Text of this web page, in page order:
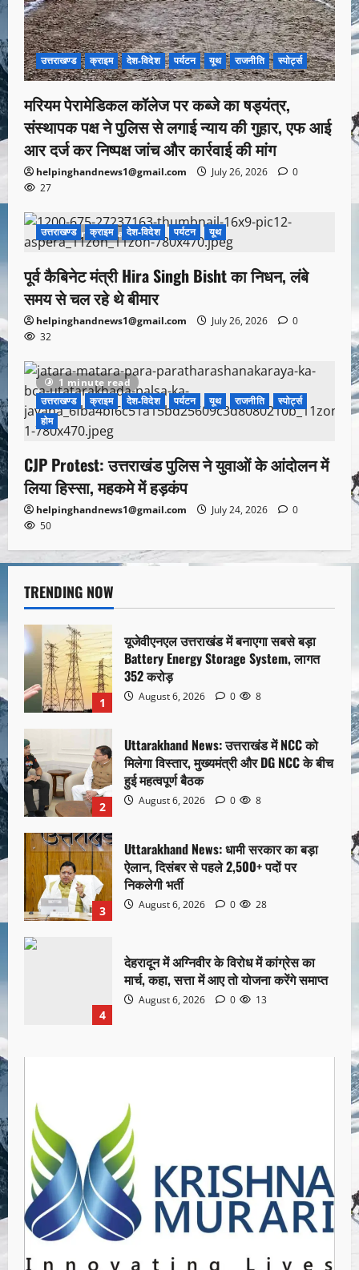
उत्तराखण्ड क्राइम देश-विदेश पर्यटन यूथ राजनीति स्पोर्ट्स
मरियम पेरामेडिकल कॉलेज पर कब्जे का षड्यंत्र,
संस्थापक पक्ष ने पुलिस से लगाई न्याय की गुहार, एफ आई
आर दर्ज कर निष्पक्ष जांच और कार्रवाई की मांग
helpinghandnews1@gmail.com July 26, 2026
0
27
1 minute read
उत्तराखण्ड क्राइम देश-विदेश पर्यटन यूथ
पूर्व कैबिनेट मंत्री Hira Singh Bisht का निधन, लंबे
समय से चल रहे थे बीमार
helpinghandnews1@gmail.com July 26, 2026
0
32
1 minute read
उत्तराखण्ड
क्राइम देश-विदेश पर्यटन यूथ राजनीति
स्पोर्ट्स
होम
CJP Protest: उत्तराखंड पुलिस ने युवाओं के आंदोलन में
लिया हिस्सा, महकमे में हड़कंप
helpinghandnews1@gmail.com July 24, 2026
0
50
TRENDING NOW
1
यूजेवीएनएल उत्तराखंड में बनाएगा सबसे बड़ा
Battery Energy Storage System, लागत
352 करोड़
August 6, 2026 0 8
2
Uttarakhand News: उत्तराखंड में NCC को
मिलेगा विस्तार, मुख्यमंत्री और DG NCC के बीच
हुई महत्वपूर्ण बैठक
August 6, 2026 0 8
3
Uttarakhand News: धामी सरकार का बड़ा
ऐलान, दिसंबर से पहले 2,500+ पदों पर
निकलेगी भर्ती
August 6, 2026 0 28
4
देहरादून में अग्निवीर के विरोध में कांग्रेस का
मार्च, कहा, सत्ता में आए तो योजना करेंगे समाप्त
August 6, 2026 0 13